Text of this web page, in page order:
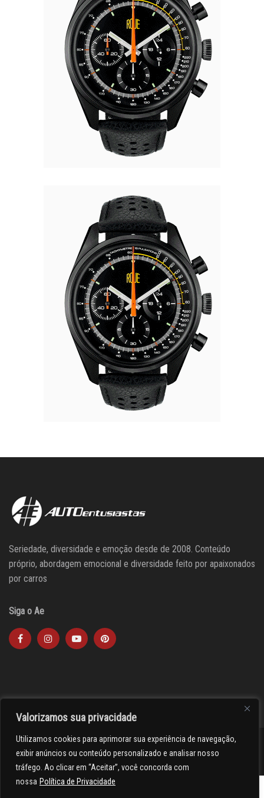
Valorizamos sua privacidade
Utilizamos cookies para aprimorar sua experiência de navegação,
exibir anúncios ou conteúdo personalizado e analisar nosso
tráfego. Ao clicar em “Aceitar”, você concorda com
nossa Política de Privacidade
Seriedade, diversidade e emoção desde de 2008. Conteúdo
próprio, abordagem emocional e diversidade feito por apaixonados
por carros
Siga o Ae
><(((º> 17